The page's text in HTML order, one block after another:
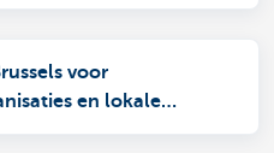
voor
en lokale